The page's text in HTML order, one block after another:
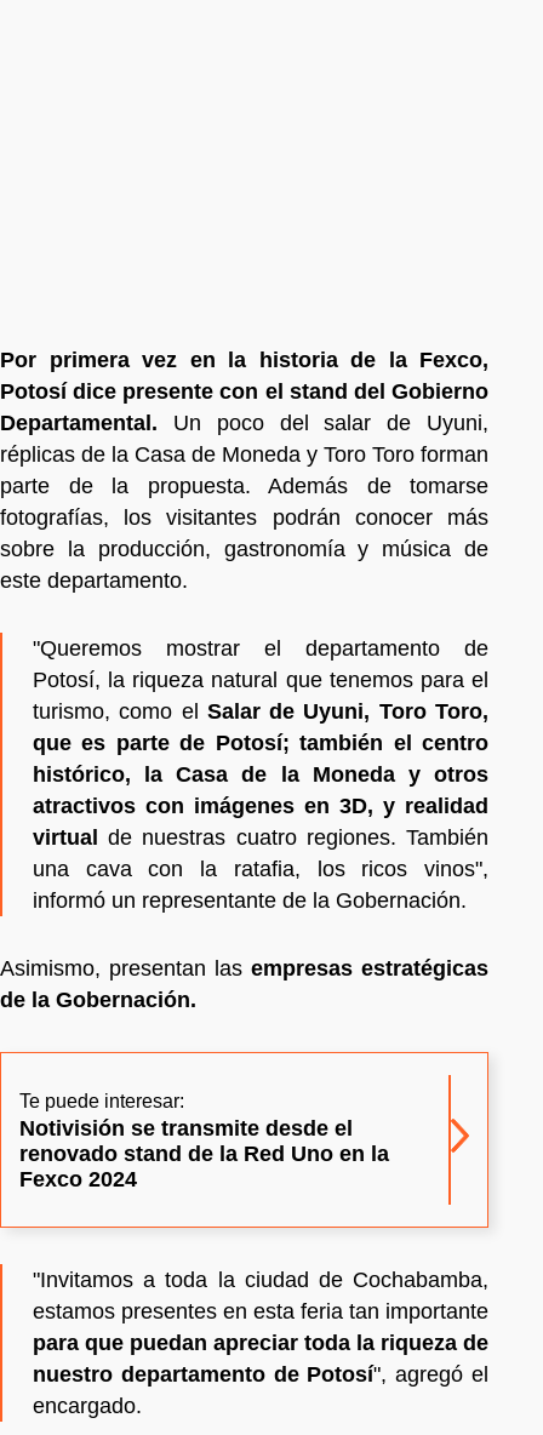
Por primera vez en la historia de la Fexco,
Potosí dice presente con el stand del Gobierno
Departamental. Un poco del salar de Uyuni,
réplicas de la Casa de Moneda y Toro Toro forman
parte de la propuesta. Además de tomarse
fotografías, los visitantes podrán conocer más
sobre la producción, gastronomía y música de
este departamento.
"Queremos mostrar el departamento de
Potosí, la riqueza natural que tenemos para el
turismo, como el Salar de Uyuni, Toro Toro,
que es parte de Potosí; también el centro
histórico, la Casa de la Moneda y otros
atractivos con imágenes en 3D, y realidad
virtualde nuestras cuatro regiones. También
una cava con la ratafia, los ricos vinos",
informó un representante de la Gobernación.
Asimismo, presentan las empresas estratégicas
de la Gobernación.
Te puede interesar:
Notivisión se transmite desde el
renovado stand de la Red Uno en la
Fexco 2024
"Invitamos a toda la ciudad de Cochabamba,
estamos presentes en esta feria tan importante
para que puedan apreciar toda la riqueza de
nuestro departamento de Potosí", agregó el
encargado.